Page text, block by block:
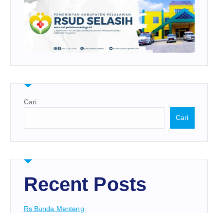
Cari
Cari
Recent Posts
Rs Bunda Menteng